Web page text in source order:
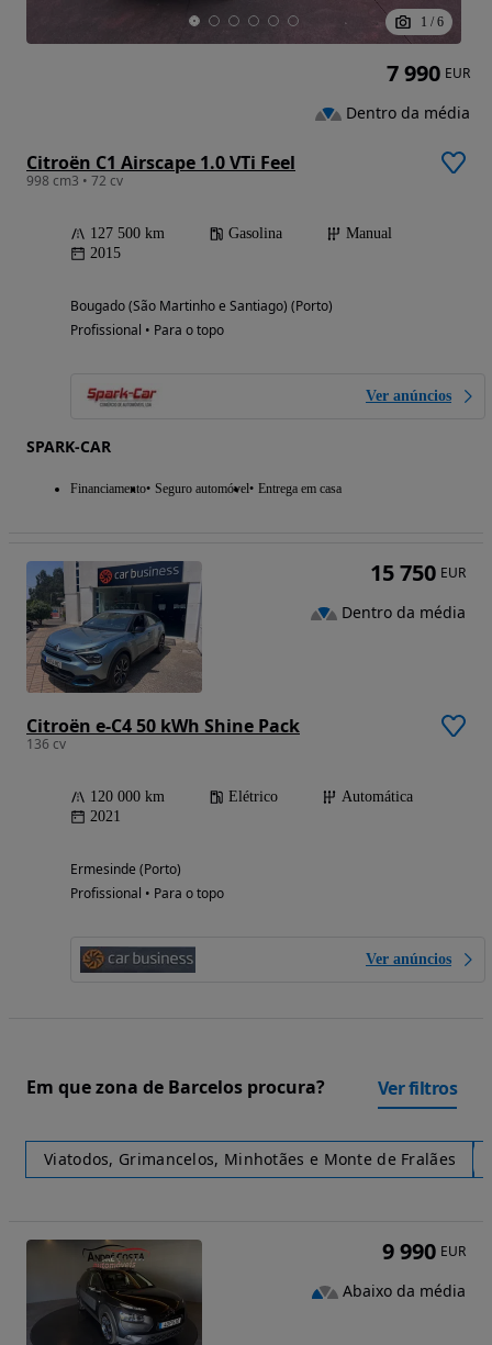
1 / 6
Citroën C1 Airscape 1.0 VTi Feel
998 cm3 • 72 cv
127 500 km Gasolina
Manual
2015
Bougado (São Martinho e Santiago) (Porto)
Profissional • Para o topo
Ver anúncios
SPARK-CAR
Financiamento Seguro automóvel Entrega em casa
7 990 EUR
Dentro da média
Citroën e-C4 50 kWh Shine Pack
136 cv
120 000 km Elétrico
Automática
2021
Ermesinde (Porto)
Profissional • Para o topo
Ver anúncios
15 750 EUR
Dentro da média
Em que zona de Barcelos procura? Ver filtros
Viatodos, Grimancelos, Minhotães e Monte de Fralães
9 990 EUR
Abaixo da média